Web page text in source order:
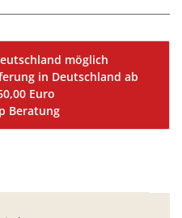
möglich
in Deutschland ab
Euro
Beratung